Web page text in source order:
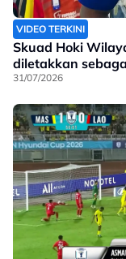
VIDEO TERKINI
Skuad Hoki
diletakkan
31/07/2026